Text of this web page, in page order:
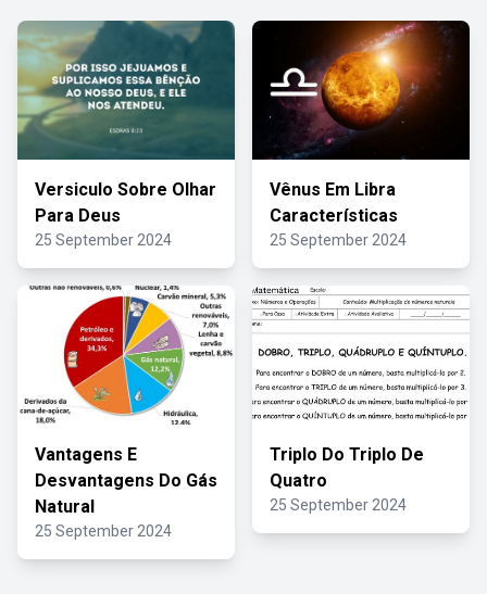
Versiculo Sobre Olhar
Para Deus
25 September 2024
Vênus Em Libra
Características
25 September 2024
Vantagens E
Desvantagens Do Gás
Natural
25 September 2024
Triplo Do Triplo De
Quatro
25 September 2024